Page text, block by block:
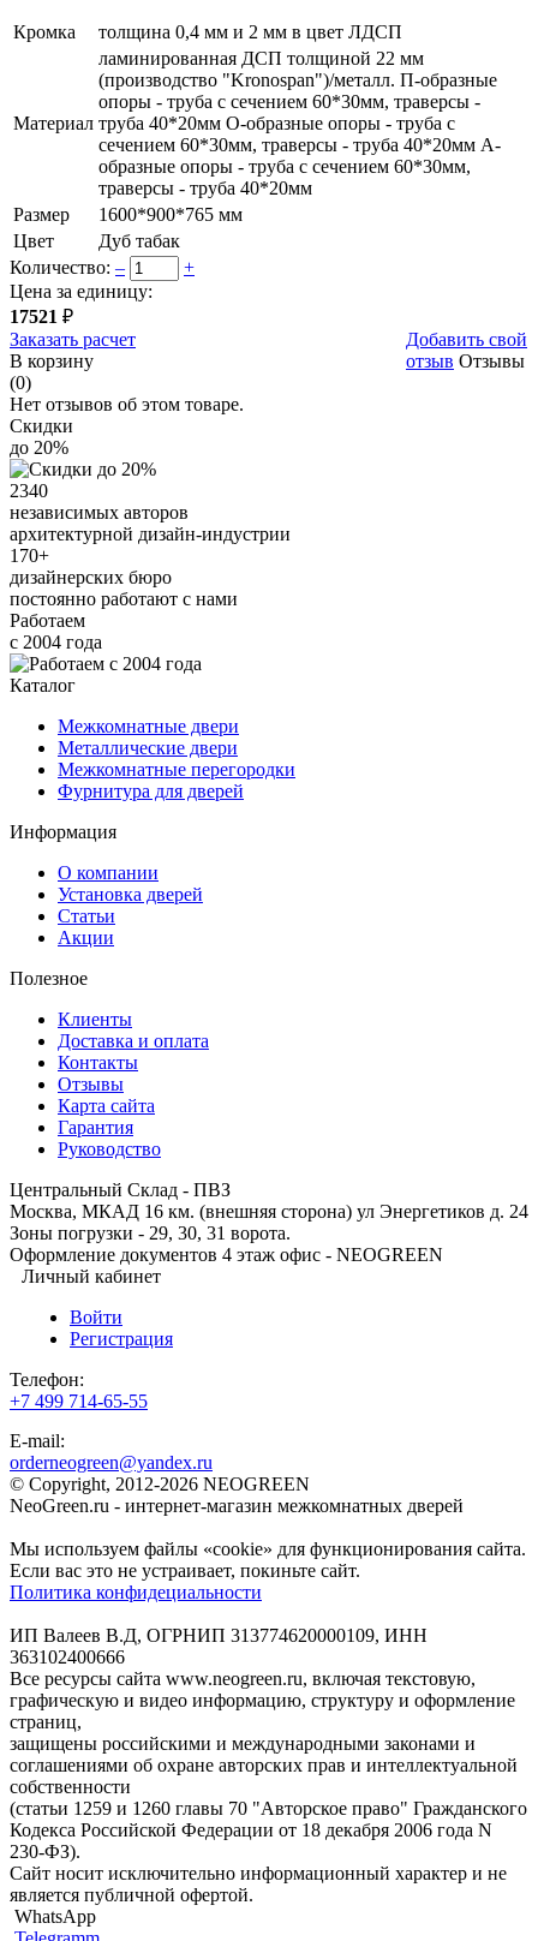
Кромка толщина 0,4 мм и 2 мм в цвет ЛДСП
Материал
ламинированная ДСП толщиной 22 мм
(производство "Kronospan")/металл. П-образные
опоры - труба с сечением 60*30мм, траверсы -
труба 40*20мм О-образные опоры - труба с
сечением 60*30мм, траверсы - труба 40*20мм А-
образные опоры - труба с сечением 60*30мм,
траверсы - труба 40*20мм
Размер
1600*900*765 мм
Цвет
Дуб табак
Количество: –
+
Цена за единицу:
17521 ₽
Заказать расчет
В корзину
Добавить свой
отзыв Отзывы
(0)
Нет отзывов об этом товаре.
Скидки
до 20%
2340
независимых авторов
архитектурной дизайн-индустрии
170+
дизайнерских бюро
постоянно работают с нами
Работаем
с 2004 года
Каталог
Межкомнатные двери
Металлические двери
Межкомнатные перегородки
Фурнитура для дверей
Информация
О компании
Установка дверей
Статьи
Акции
Полезное
Клиенты
Доставка и оплата
Контакты
Отзывы
Карта сайта
Гарантия
Руководство
Центральный Склад - ПВЗ
Москва, МКАД 16 км. (внешняя сторона) ул Энергетиков д. 24
Зоны погрузки - 29, 30, 31 ворота.
Оформление документов 4 этаж офис - NEOGREEN
Личный кабинет
Войти
Регистрация
Телефон:
+7 499 714-65-55
E-mail:
orderneogreen@yandex.ru
© Copyright, 2012-2026 NEOGREEN
NeoGreen.ru - интернет-магазин межкомнатных дверей
Мы используем файлы «cookie» для функционирования сайта.
Если вас это не устраивает, покиньте сайт.
Политика конфидециальности
ИП Валеев В.Д, ОГРНИП 313774620000109, ИНН
363102400666
Все ресурсы сайта www.neogreen.ru, включая текстовую,
графическую и видео информацию, структуру и оформление
страниц,
защищены российскими и международными законами и
соглашениями об охране авторских прав и интеллектуальной
собственности
(статьи 1259 и 1260 главы 70 "Авторское право" Гражданского
Кодекса Российской Федерации от 18 декабря 2006 года N
230-ФЗ).
Сайт носит исключительно информационный характер и не
является публичной офертой.
WhatsApp